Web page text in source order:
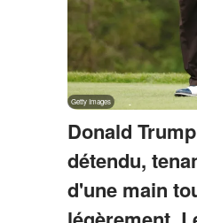
Donald
détendu,
d'une main